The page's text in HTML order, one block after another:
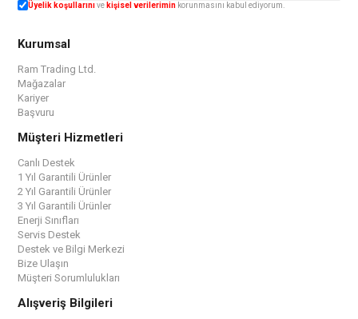
Üyelik koşullarınıve kişisel verilerimin korunmasını kabul ediyorum.
Kurumsal
Ram Trading Ltd.
Mağazalar
Kariyer
Başvuru
Müşteri Hizmetleri
Canlı Destek
1 Yıl Garantili Ürünler
2 Yıl Garantili Ürünler
3 Yıl Garantili Ürünler
Enerji Sınıfları
Servis Destek
Destek ve Bilgi Merkezi
Bize Ulaşın
Müşteri Sorumlulukları
Alışveriş Bilgileri